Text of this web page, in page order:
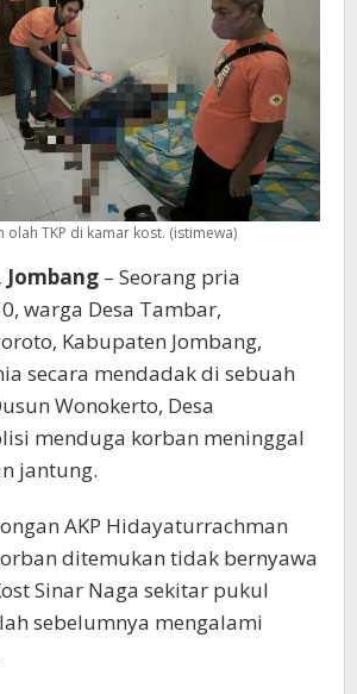
olah TKP di kamar kost. (istimewa)
Jombang – Seorang pria
warga Desa Tambar,
Kabupaten Jombang,
secara mendadak di sebuah
Wonokerto, Desa
menduga korban meninggal
jantung.
AKP Hidayaturrachman
ditemukan tidak bernyawa
Sinar Naga sekitar pukul
sebelumnya mengalami